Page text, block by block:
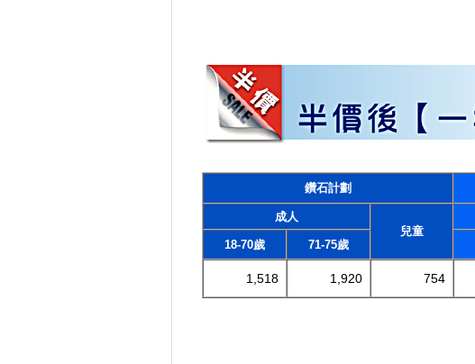
鑽石計劃
成人
兒童
18-70歲
71-75歲
1,518 1,920 754